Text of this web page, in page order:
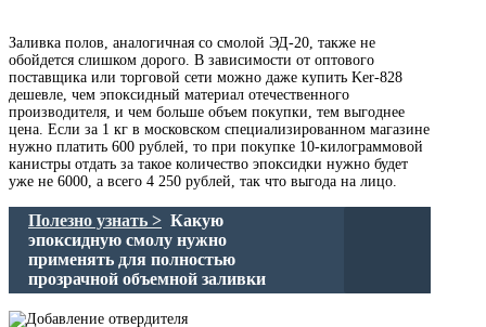
Заливка полов, аналогичная со смолой ЭД-20, также не
обойдется слишком дорого. В зависимости от оптового
поставщика или торговой сети можно даже купить Ker-828
дешевле, чем эпоксидный материал отечественного
производителя, и чем больше объем покупки, тем выгоднее
цена. Если за 1 кг в московском специализированном магазине
нужно платить 600 рублей, то при покупке 10-килограммовой
канистры отдать за такое количество эпоксидки нужно будет
уже не 6000, а всего 4 250 рублей, так что выгода на лицо.
Полезно узнать > Какую
эпоксидную смолу нужно
применять для полностью
прозрачной объемной заливки